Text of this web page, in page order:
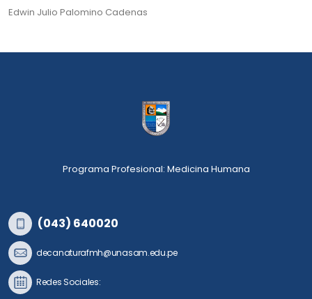
Edwin Julio Palomino Cadenas
Programa Profesional: Medicina Humana
(043) 640020
decanaturafmh@unasam.edu.pe
Redes Sociales: